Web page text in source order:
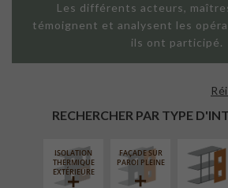
Les différents acteurs,
témoignent et analysent les
ils ont participé.
RECHERCHER PAR TYPE
ISOLATION
THERMIQUE
EXTÉRIEURE
FAÇADE SUR
PAROI PLEINE
FAÇADE
LINÉAIRE
FERMETURE
LOGGIAS
RÉFECTION
TOITURES